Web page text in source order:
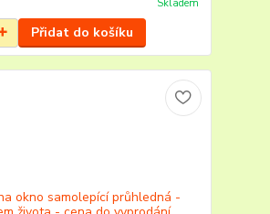
Skladem
Přidat do košíku